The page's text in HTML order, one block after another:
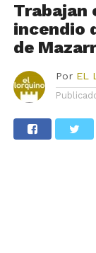
Trabajan
incendio
de
Por EL